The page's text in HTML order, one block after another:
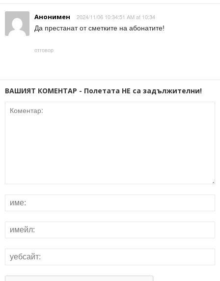
Анонимен
2024/11/06 10:34:51 AM at 10:34
Да престанат от сметките на абонатите!
отговор
ВАШИЯТ КОМЕНТАР - Полетата НЕ са задължителни!